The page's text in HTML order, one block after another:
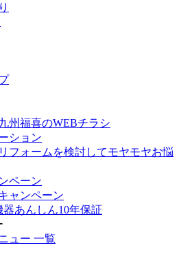
州福喜のWEBチラシ
ション
フォームを検討してモヤモヤお悩
ペーン
ャンペーン
あんしん10年保証
ュー 一覧